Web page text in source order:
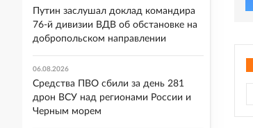
Путин заслушал доклад командира
76-й дивизии ВДВ об обстановке на
добропольском направлении
06.08.2026
Средства ПВО сбили за день 281
дрон ВСУ над регионами России и
Черным морем